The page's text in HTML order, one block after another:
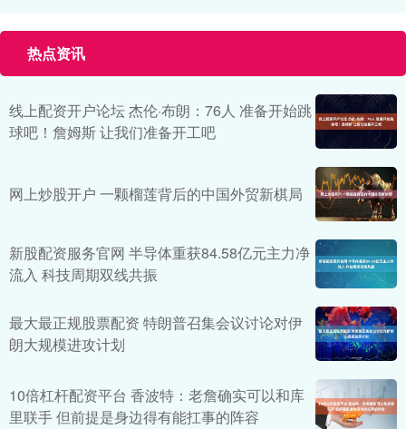
热点资讯
线上配资开户论坛 杰伦·布朗：76人 准备开始跳
球吧！詹姆斯 让我们准备开工吧
网上炒股开户 一颗榴莲背后的中国外贸新棋局
新股配资服务官网 半导体重获84.58亿元主力净
流入 科技周期双线共振
最大最正规股票配资 特朗普召集会议讨论对伊
朗大规模进攻计划
10倍杠杆配资平台 香波特：老詹确实可以和库
里联手 但前提是身边得有能扛事的阵容